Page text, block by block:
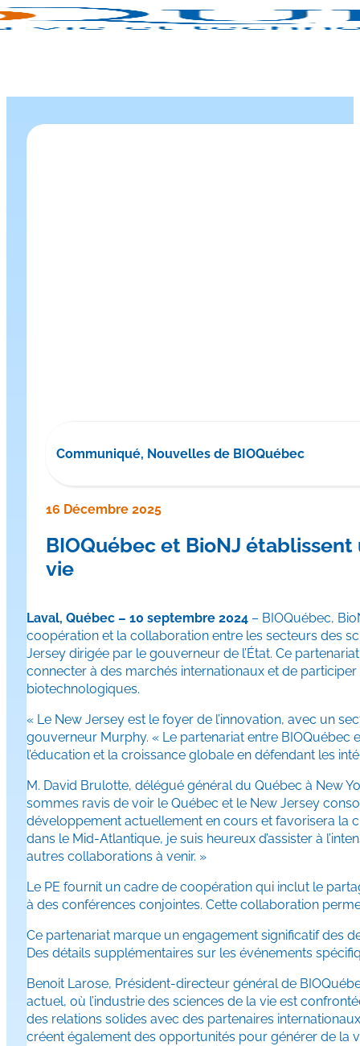
Communiqué, Nouvelles de BIOQuébec
16 Décembre 2025
BIOQuébec et BioNJ
vie
Laval, Québec – 10 septembre 2024– BIOQuébec,
coopération et la collaboration entre les secteurs des
Jersey dirigée par le gouverneur de l’État. Ce
connecter à des marchés internationaux et de
biotechnologiques.
« Le New Jersey est le foyer de l’innovation, avec un
gouverneur Murphy. « Le partenariat entre
l’éducation et la croissance globale en défendant les
M. David Brulotte, délégué général du Québec à New
sommes ravis de voir le Québec et le New Jersey
développement actuellement en cours et favorisera la
dans le Mid-Atlantique, je suis heureux d’assister à
autres collaborations à venir. »
Le PE fournit un cadre de coopération qui inclut le
à des conférences conjointes. Cette collaboration
Ce partenariat marque un engagement significatif des
Des détails supplémentaires sur les événements
Benoit Larose, Président-directeur général de
actuel, où l’industrie des sciences de la vie est
des relations solides avec des partenaires
créent également des opportunités pour générer de la